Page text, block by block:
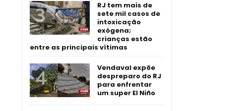
RJ tem mais de
sete mil casos de
intoxicação
exógena;
crianças estão
entre as principais vítimas
Vendaval expõe
despreparo do RJ
para enfrentar
um super El Niño